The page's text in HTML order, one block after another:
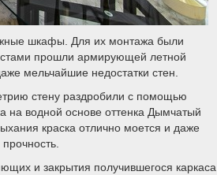
шкафы. Для их монтажа были
прошли армирующей летной
мельчайшие недостатки стен.
стену раздробили с помощью
на водной основе оттенка Дымчатый
краска отлично моется и даже
и закрытия получившегося каркаса